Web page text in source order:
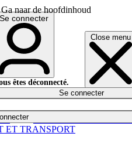
Ga naar de hoofdinhoud
Close menu
English
Se connecter
êtes déconnecté.
Se connecter
ET TRANSPORT